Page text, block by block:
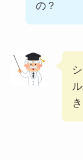
の？